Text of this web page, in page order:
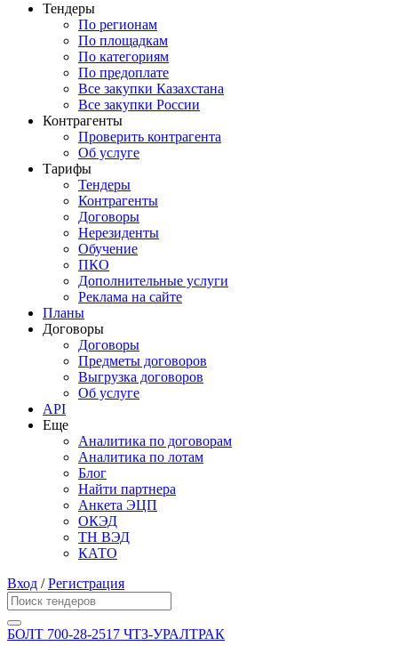
Тендеры
По регионам
По площадкам
По категориям
По предоплате
Все закупки Казахстана
Все закупки России
Контрагенты
Проверить контрагента
Об услуге
Тарифы
Тендеры
Контрагенты
Договоры
Нерезиденты
Обучение
ПКО
Дополнительные услуги
Реклама на сайте
Планы
Договоры
Договоры
Предметы договоров
Выгрузка договоров
Об услуге
API
Еще
Аналитика по договорам
Аналитика по лотам
Блог
Найти партнера
Анкета ЭЦП
ОКЭД
ТН ВЭД
КАТО
Вход /Регистрация
БОЛТ 700-28-2517 ЧТЗ-УРАЛТРАК